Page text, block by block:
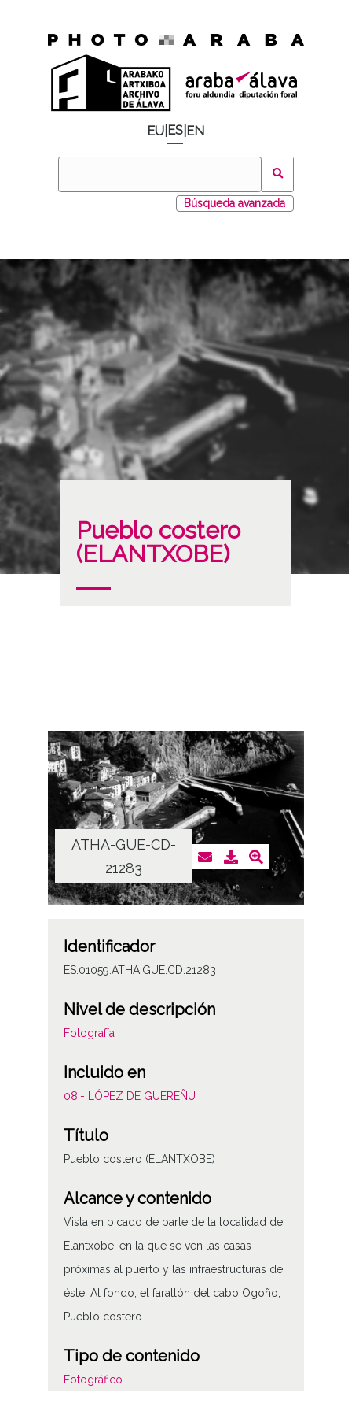
EU ES EN
Búsqueda avanzada
Pueblo costero
(ELANTXOBE)
ATHA-GUE-CD-
21283
Identificador
ES.01059.ATHA.GUE.CD.21283
Nivel de descripción
Fotografía
Incluido en
08.- LÓPEZ DE GUEREÑU
Título
Pueblo costero (ELANTXOBE)
Alcance y contenido
Vista en picado de parte de la localidad de
Elantxobe, en la que se ven las casas
próximas al puerto y las infraestructuras de
éste. Al fondo, el farallón del cabo Ogoño;
Pueblo costero
Tipo de contenido
Fotográfico